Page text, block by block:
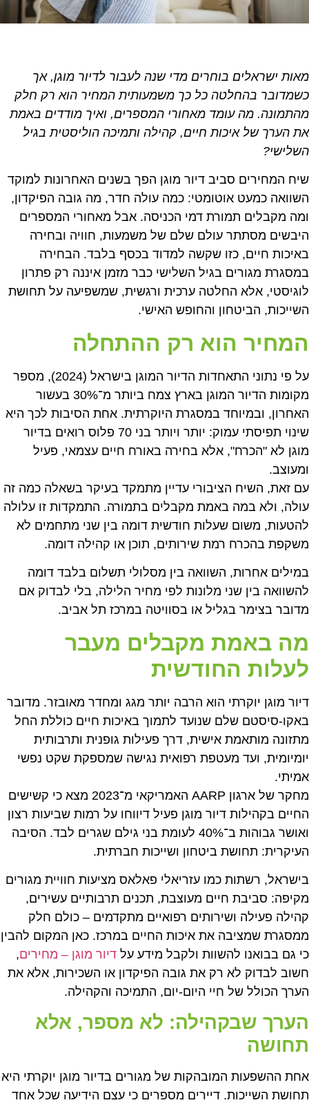
מאות ישראלים בוחרים מדי שנה לעבור לדיור מוגן, אך
כשמדובר בהחלטה כל כך משמעותית המחיר הוא רק חלק
מהתמונה. מה עומד מאחורי המספרים, ואיך מודדים באמת
את הערך של איכות חיים, קהילה ותמיכה הוליסטית בגיל
השלישי?
שיח המחירים סביב דיור מוגן הפך בשנים האחרונות למוקד
השוואה כמעט אוטומטי: כמה עולה חדר, מה גובה הפיקדון,
ומה מקבלים תמורת דמי הכניסה. אבל מאחורי המספרים
היבשים מסתתר עולם שלם של משמעות, חוויה ובחירה
באיכות חיים, כזו שקשה למדוד בכסף בלבד. הבחירה
במסגרת מגורים בגיל השלישי כבר מזמן איננה רק פתרון
לוגיסטי, אלא החלטה ערכית ורגשית, שמשפיעה על תחושת
השייכות, הביטחון והחופש האישי.
המחיר הוא רק ההתחלה
על פי נתוני התאחדות הדיור המוגן בישראל (2024), מספר
מקומות הדיור המוגן בארץ צמח ביותר מ־30% בעשור
האחרון, ובמיוחד במסגרת היוקרתית. אחת הסיבות לכך היא
שינוי תפיסתי עמוק: יותר ויותר בני 70 פלוס רואים בדיור
מוגן לא "הכרח", אלא בחירה באורח חיים עצמאי, פעיל
ומעוצב.
עם זאת, השיח הציבורי עדיין מתמקד בעיקר בשאלה כמה זה
עולה, ולא במה באמת מקבלים בתמורה. התמקדות זו עלולה
להטעות, משום שעלות חודשית דומה בין שני מתחמים לא
משקפת בהכרח רמת שירותים, תוכן או קהילה דומה.
במילים אחרות, השוואה בין מסלולי תשלום בלבד דומה
להשוואה בין שני מלונות לפי מחיר הלילה, בלי לבדוק אם
מדובר בצימר בגליל או בסוויטה במרכז תל אביב.
מה באמת מקבלים מעבר
לעלות החודשית
דיור מוגן יוקרתי הוא הרבה יותר מגג ומחדר מאובזר. מדובר
באקו-סיסטם שלם שנועד לתמוך באיכות חיים כוללת החל
מתזונה מותאמת אישית, דרך פעילות גופנית ותרבותית
יומיומית, ועד מעטפת רפואית נגישה שמספקת שקט נפשי
אמיתי.
מחקר של ארגון AARP האמריקאי מ־2023 מצא כי קשישים
החיים בקהילות דיור מוגן פעיל דיווחו על רמות שביעות רצון
ואושר גבוהות ב־40% לעומת בני גילם שגרים לבד. הסיבה
העיקרית: תחושת ביטחון ושייכות חברתית.
בישראל, רשתות כמו עזריאלי פאלאס מציעות חוויית מגורים
מקיפה: סביבת חיים מעוצבת, תכנים תרבותיים עשירים,
קהילה פעילה ושירותים רפואיים מתקדמים – כולם חלק
ממסגרת שמציבה את איכות החיים במרכז. כאן המקום להבין
כי גם בבואנו להשוות ולקבל מידע על דיור מוגן – מחירים,
חשוב לבדוק לא רק את גובה הפיקדון או השכירות, אלא את
הערך הכולל של חיי היום-יום, התמיכה והקהילה.
הערך שבקהילה: לא מספר, אלא
תחושה
אחת ההשפעות המובהקות של מגורים בדיור מוגן יוקרתי היא
תחושת השייכות. דיירים מספרים כי עצם הידיעה שכל אחד